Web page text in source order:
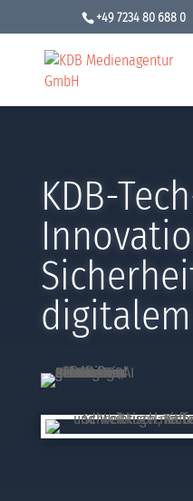
+49 7234 80 688 0
KDB-